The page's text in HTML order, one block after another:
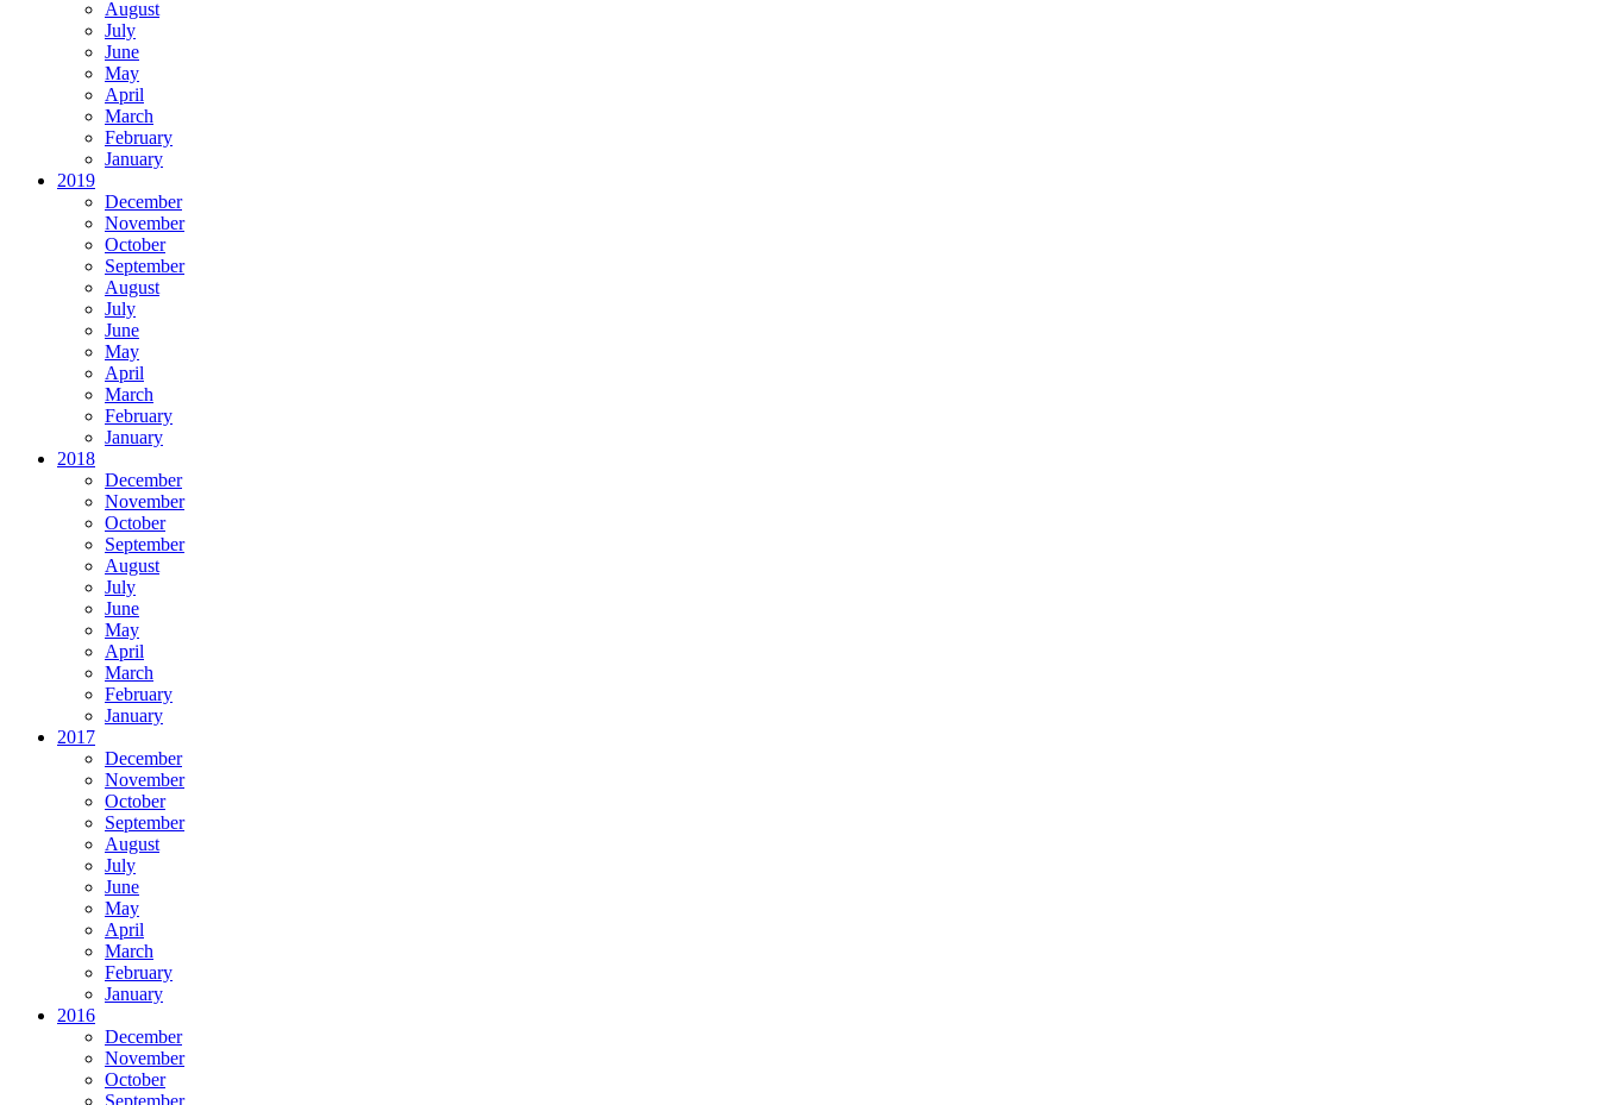
August
July
June
May
April
March
February
January
2019
December
November
October
September
August
July
June
May
April
March
February
January
2018
December
November
October
September
August
July
June
May
April
March
February
January
2017
December
November
October
September
August
July
June
May
April
March
February
January
2016
December
November
October